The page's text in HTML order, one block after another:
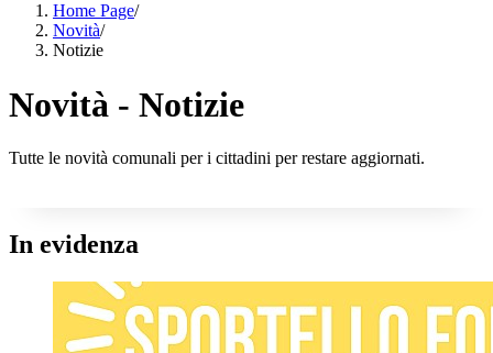
Home Page/
Novità/
Notizie
Novità - Notizie
Tutte le novità comunali per i cittadini per restare aggiornati.
In evidenza